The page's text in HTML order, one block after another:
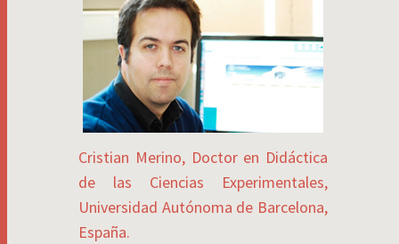
Cristian Merino, Doctor en Didáctica
de las Ciencias Experimentales,
Universidad Autónoma de Barcelona,
España.